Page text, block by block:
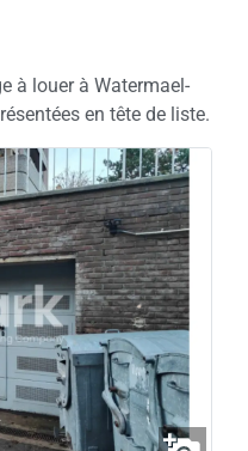
à louer à Watermael-
en tête de liste.